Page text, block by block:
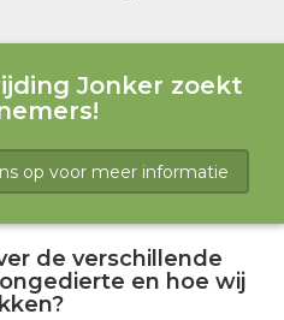
Jonker zoekt
op voor meer informatie
de verschillende
en hoe wij